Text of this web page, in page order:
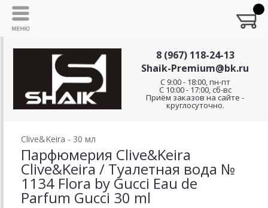
8 (967) 118-24-13
Shaik-Premium@bk.ru
C 9:00 - 18:00, пн-пт
С 10:00 - 17:00, сб-вс
Приём заказов на сайте -
круглосуточно.
Clive&Keira - 30 мл
Парфюмерия Clive&Keira
Clive&Keira / Туалетная вода №
1134 Flora by Gucci Eau de
Parfum Gucci 30 ml